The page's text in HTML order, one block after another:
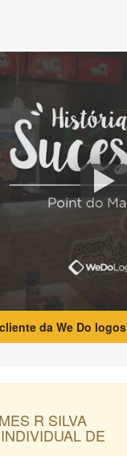
da We Do logos
R SILVA
DE